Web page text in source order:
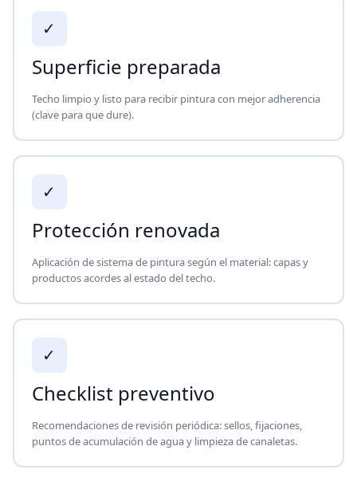
✓
Superficie preparada
Techo limpio y listo para recibir pintura con mejor adherencia
(clave para que dure).
✓
Protección renovada
Aplicación de sistema de pintura según el material: capas y
productos acordes al estado del techo.
✓
Checklist preventivo
Recomendaciones de revisión periódica: sellos, fijaciones,
puntos de acumulación de agua y limpieza de canaletas.